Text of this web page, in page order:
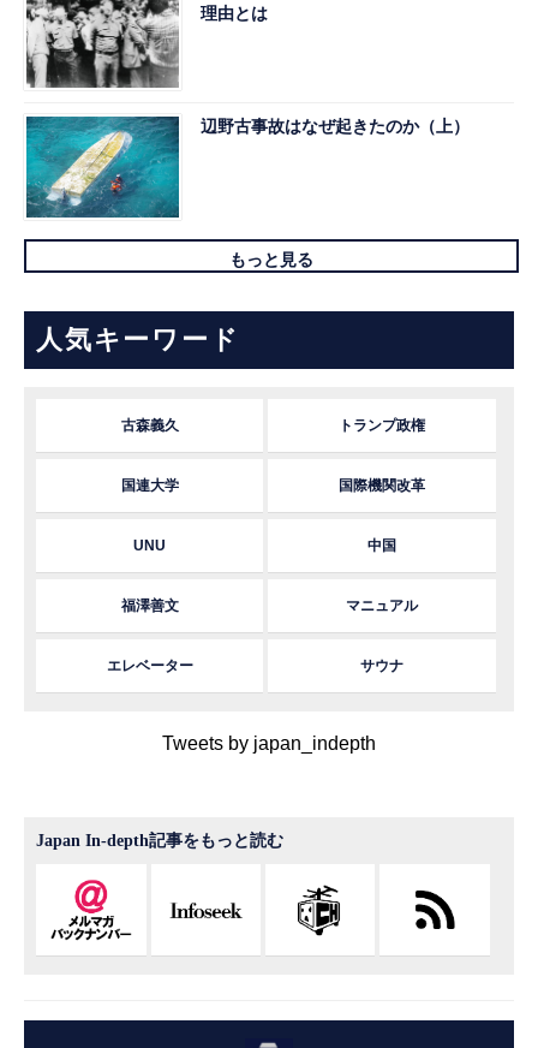
理由とは
辺野古事故はなぜ起きたのか（上）
もっと見る
人気キーワード
古森義久 トランプ政権
国連大学 国際機関改革
UNU 中国
福澤善文 マニュアル
エレベーター サウナ
Tweets by japan_indepth
Japan In-depth記事をもっと読む